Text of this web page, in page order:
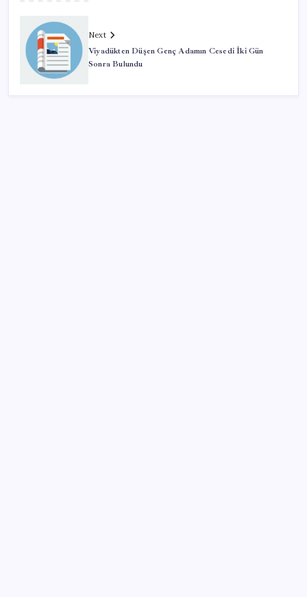
Next
Viyadükten Düşen Genç Adamın Cesedi İki Gün
Sonra Bulundu